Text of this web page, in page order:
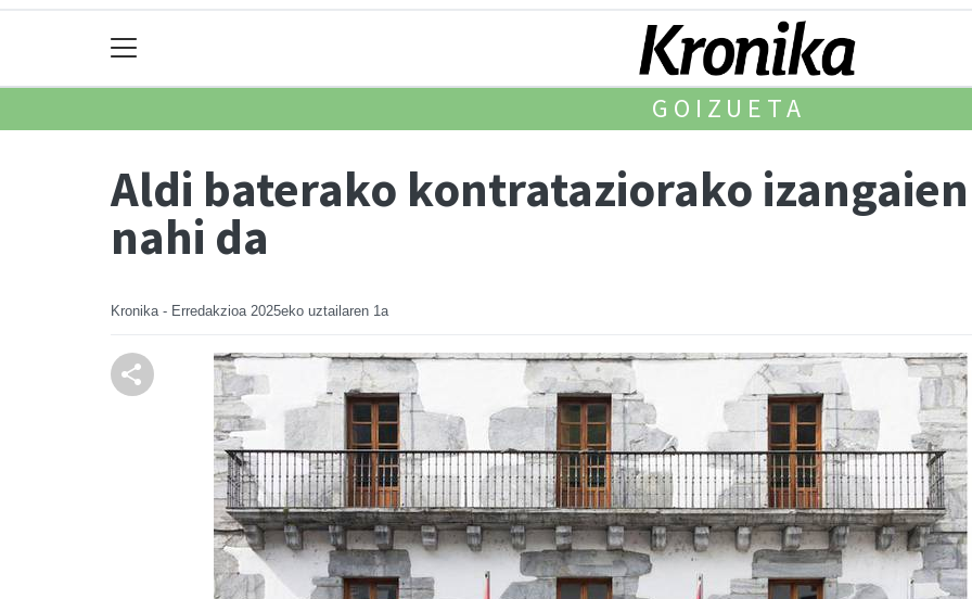
GOIZUETA
Aldi baterako kontrataziorako
nahi da
Kronika - Erredakzioa 2025eko uztailaren 1a